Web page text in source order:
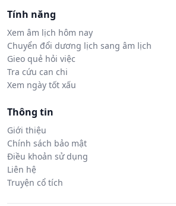
Tính năng
Xem âm lịch hôm nay
Chuyển đổi dương lịch sang âm lịch
Gieo quẻ hỏi việc
Tra cứu can chi
Xem ngày tốt xấu
Thông tin
Giới thiệu
Chính sách bảo mật
Điều khoản sử dụng
Liên hệ
Truyện cổ tích